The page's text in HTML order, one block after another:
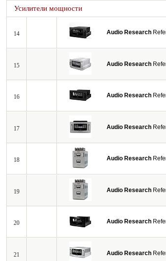
Усилители мощности
14 Audio Research
15 Audio Research
16 Audio Research
17 Audio Research
18 Audio Research
19 Audio Research
20 Audio Research
21 Audio Research